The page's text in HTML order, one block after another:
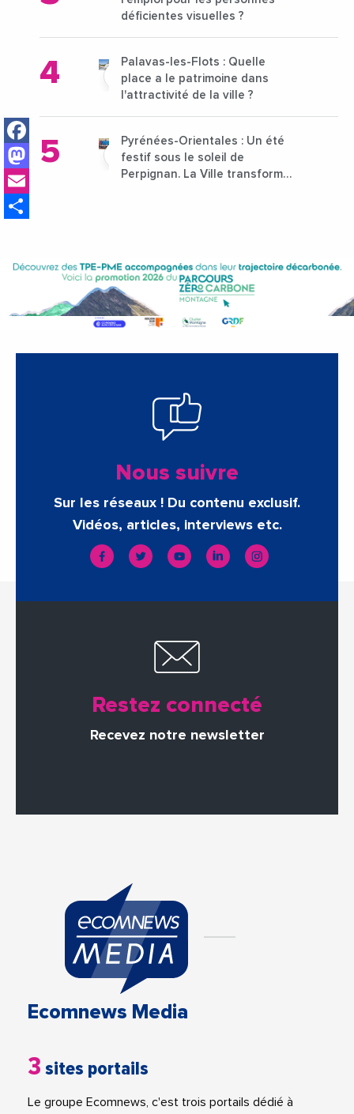
Facebook
Mastodon
déficientes visuelles ?
Palavas-les-Flots : Quelle
place a le patrimoine dans
l'attractivité de la ville ?
Pyrénées-Orientales : Un été
festif sous le soleil de
Perpignan. La Ville transforme
Nous suivre
Sur les réseaux ! Du contenu exclusif.
Vidéos, articles, interviews etc.
Restez connecté
Recevez notre newsletter
Ecomnews Media
3 sites portails
Le groupe Ecomnews, c'est trois portails dédié à